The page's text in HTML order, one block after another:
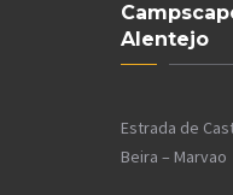
Alentejo
Estrada de
Beira – Marvao